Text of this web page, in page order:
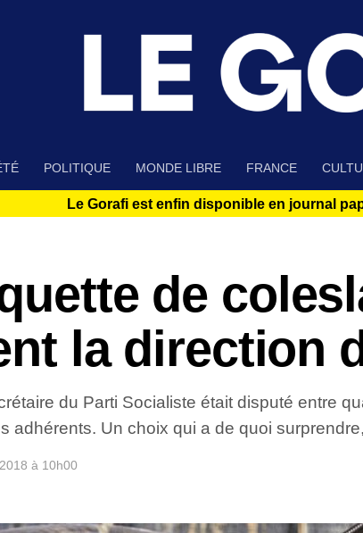
POLITIQUE MONDE LIBRE FRANCE
Le Gorafi est enfin disponible en journal
de
la direction
du Parti Socialiste était disputé entre
adhérents. Un choix qui a de quoi
à 10h00